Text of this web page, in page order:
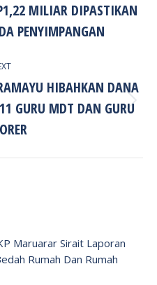
Previous
post:
MILIAR DIPASTIKAN
PENYIMPANGAN
Next
post:
HIBAHKAN DANA
GURU MDT DAN GURU
Maruarar Sirait Laporan
Rumah Dan Rumah